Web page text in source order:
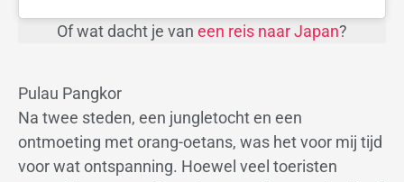
Of wat dacht je van een reis naar Japan?
Pulau Pangkor
Na twee steden, een jungletocht en een
ontmoeting met orang-oetans, was het voor mij tijd
voor wat ontspanning. Hoewel veel toeristen